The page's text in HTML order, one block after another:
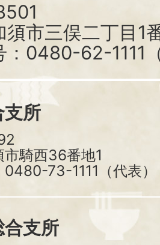
須市三俣二丁目1
：0480-62-1111
支所
騎西36番地1
73-1111（代表）
支所